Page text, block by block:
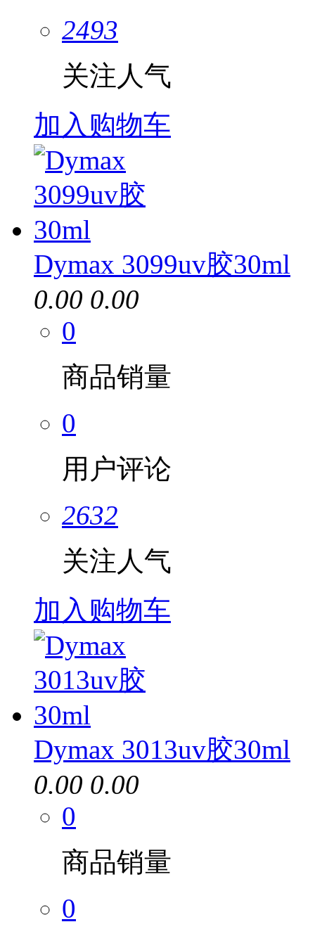
2493
关注人气
加入购物车
Dymax 3099uv胶30ml
0.00 0.00
0
商品销量
0
用户评论
2632
关注人气
加入购物车
Dymax 3013uv胶30ml
0.00 0.00
0
商品销量
0